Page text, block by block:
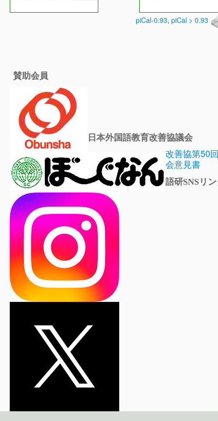
piCal-0.93, piCal > 0.93
賛助会員
日本外国語教育改善協議会
改善協第50
会意見書
語研SNSリ